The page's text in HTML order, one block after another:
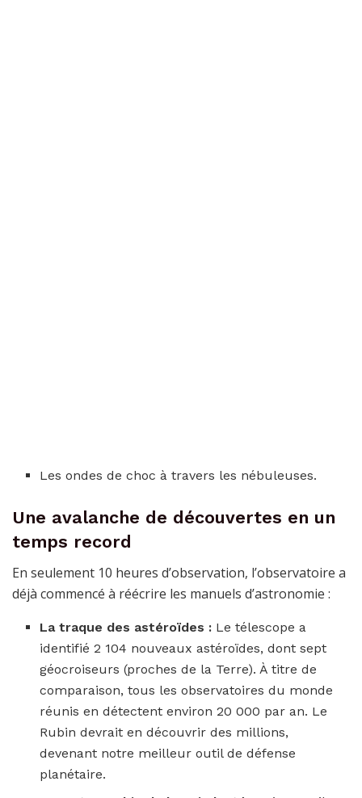
Les ondes de choc à travers les nébuleuses.
Une avalanche de découvertes en un
temps record
En seulement 10 heures d’observation, l’observatoire a
déjà commencé à réécrire les manuels d’astronomie :
La traque des astéroïdes : Le télescope a
identifié 2 104 nouveaux astéroïdes, dont sept
géocroiseurs (proches de la Terre). À titre de
comparaison, tous les observatoires du monde
réunis en détectent environ 20 000 par an. Le
Rubin devrait en découvrir des millions,
devenant notre meilleur outil de défense
planétaire.